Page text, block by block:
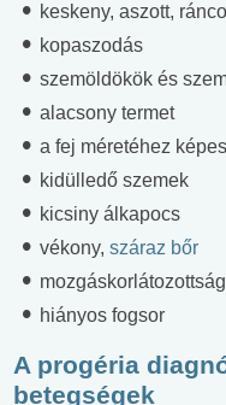
keskeny, aszott,
kopaszodás
szemöldökök és
alacsony termet
a fej méretéhez
kidülledő szemek
kicsiny álkapocs
vékony, száraz bőr
mozgáskorlátozottság
hiányos fogsor
A progéria
betegségek